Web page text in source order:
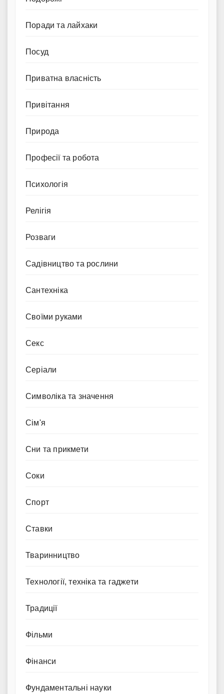
Поради та лайхаки
Посуд
Приватна власність
Привітання
Природа
Професії та робота
Психологія
Релігія
Розваги
Садівництво та рослини
Сантехніка
Своїми руками
Секс
Серіали
Символіка та значення
Сім'я
Сни та прикмети
Соки
Спорт
Ставки
Тваринництво
Технології, техніка та гаджети
Традиції
Фільми
Фінанси
Фундаментальні науки